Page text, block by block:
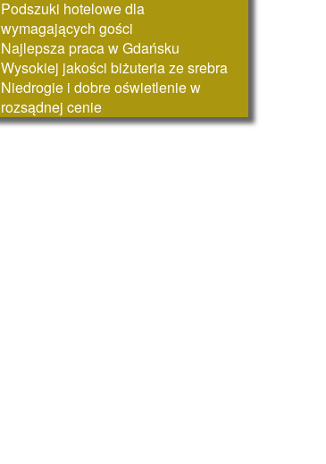
Podszuki hotelowe dla
wymagających gości
Najlepsza praca w Gdańsku
Wysokiej jakości biżuteria ze srebra
Niedrogie i dobre oświetlenie w
rozsądnej cenie